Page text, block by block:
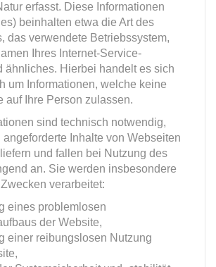
erfasst. Diese Informationen
beinhalten etwa die Art des
das verwendete Betriebssystem,
Ihres Internet-Service-
ähnliches. Hierbei handelt es sich
um Informationen, welche keine
auf Ihre Person zulassen.
sind technisch notwendig,
angeforderte Inhalte von Webseiten
und fallen bei Nutzung des
an. Sie werden insbesondere
verarbeitet:
eines problemlosen
der Website,
einer reibungslosen Nutzung